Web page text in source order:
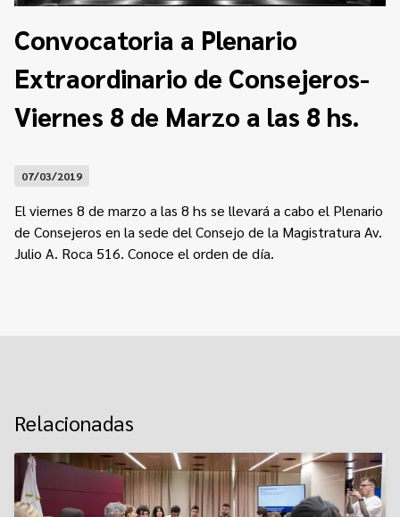
Convenios
Concursos
Acceso a la información Pública
Tenés Derechos
Plan de Gobierno Abierto en la Justicia
Recursos y Acceso a la Justicia
Programa Educación en Derechos Humanos
Cuento con Derechos
Transparencia
Contacto
Convocatoria a Plenario
Extraordinario de Consejeros-
Viernes 8 de Marzo a las 8 hs.
07/03/2019
El viernes 8 de marzo a las 8 hs se llevará a cabo el Plenario
de Consejeros en la sede del Consejo de la Magistratura Av.
Julio A. Roca 516. Conoce elorden de día.
Relacionadas